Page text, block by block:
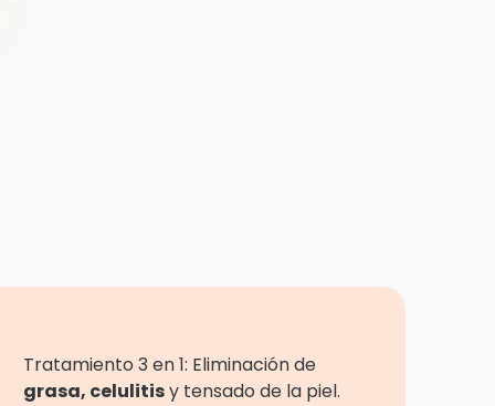
Tratamiento 3 en 1: Eliminación de
grasa, celulitisy tensado de la piel.